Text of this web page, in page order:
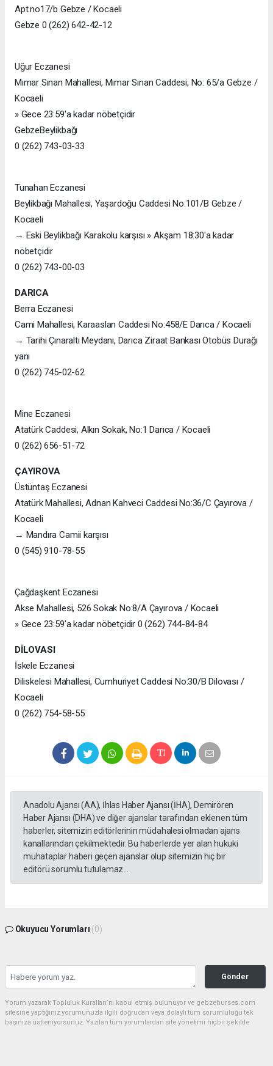
Apt.no17/b Gebze / Kocaeli
Gebze 0 (262) 642-42-12
Uğur Eczanesi
Mımar Sınan Mahallesi, Mımar Sınan Caddesi, No: 65/a Gebze /
Kocaeli
» Gece 23:59'a kadar nöbetçidir
GebzeBeylikbağı
0 (262) 743-03-33
Tunahan Eczanesi
Beylikbağı Mahallesi, Yaşardoğu Caddesi No:101/B Gebze /
Kocaeli
→ Eski Beylikbağı Karakolu karşısı » Akşam 18:30'a kadar
nöbetçidir
0 (262) 743-00-03
DARICA
Berra Eczanesi
Cami Mahallesi, Karaaslan Caddesi No:458/E Darıca / Kocaeli
→ Tarihi Çınaraltı Meydanı, Darıca Ziraat Bankası Otobüs Durağı
yanı
0 (262) 745-02-62
Mine Eczanesi
Atatürk Caddesi, Alkın Sokak, No:1 Darıca / Kocaeli
0 (262) 656-51-72
ÇAYIROVA
Üstüntaş Eczanesi
Atatürk Mahallesi, Adnan Kahveci Caddesi No:36/C Çayırova /
Kocaeli
→ Mandıra Camii karşısı
0 (545) 910-78-55
Çağdaşkent Eczanesi
Akse Mahallesi, 526 Sokak No:8/A Çayırova / Kocaeli
» Gece 23:59'a kadar nöbetçidir 0 (262) 744-84-84
DİLOVASI
İskele Eczanesi
Diliskelesi Mahallesi, Cumhuriyet Caddesi No:30/B Dilovası /
Kocaeli
0 (262) 754-58-55
Anadolu Ajansı (AA), İhlas Haber Ajansı (İHA), Demirören
Haber Ajansı (DHA) ve diğer ajanslar tarafından eklenen tüm
haberler, sitemizin editörlerinin müdahalesi olmadan ajans
kanallarından çekilmektedir. Bu haberlerde yer alan hukuki
muhataplar haberi geçen ajanslar olup sitemizin hiç bir
editörü sorumlu tutulamaz...
Okuyucu Yorumları (0)
Gönder
Yorum yazarak Topluluk Kuralları’nı kabul etmiş bulunuyor ve gebzehurses.com
sitesine yaptığınız yorumunuzla ilgili doğrudan veya dolaylı tüm sorumluluğu tek
başınıza üstleniyorsunuz. Yazılan tüm yorumlardan site yönetimi hiçbir şekilde